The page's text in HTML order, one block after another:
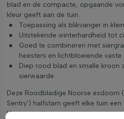
blad en de compacte, opgaande
kleur geeft aan de tuin.
Toepassing als blikvanger in
Uitstekende winterhardheid tot
Goed te combineren met
heesters en lichtbloeiende vaste
Diep rood blad en smalle kroon
sierwaarde
Deze Roodbladige Noorse esdoorn
Sentry') halfstam geeft elke tuin
kleuraccent.